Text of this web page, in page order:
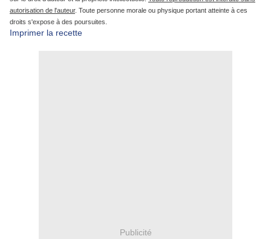
autorisation de l'auteur. Toute personne morale ou physique portant atteinte à ces
droits s'expose à des poursuites.
Imprimer la recette
Publicité